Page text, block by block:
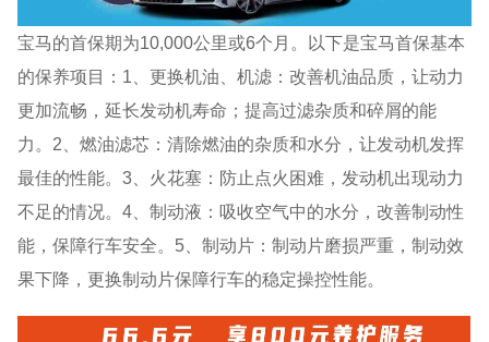
宝马的首保期为10,000公里或6个月。以下是宝马首保基本
的保养项目：1、更换机油、机滤：改善机油品质，让动力
更加流畅，延长发动机寿命；提高过滤杂质和碎屑的能
力。2、燃油滤芯：清除燃油的杂质和水分，让发动机发挥
最佳的性能。3、火花塞：防止点火困难，发动机出现动力
不足的情况。4、制动液：吸收空气中的水分，改善制动性
能，保障行车安全。5、制动片：制动片磨损严重，制动效
果下降，更换制动片保障行车的稳定操控性能。